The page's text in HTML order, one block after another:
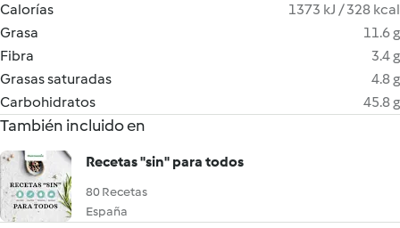
Calorías
1373 kJ / 328 kcal
Grasa
11.6 g
Fibra
3.4 g
Grasas saturadas
4.8 g
Carbohidratos
45.8 g
También incluido en
Recetas "sin" para todos
80 Recetas
España